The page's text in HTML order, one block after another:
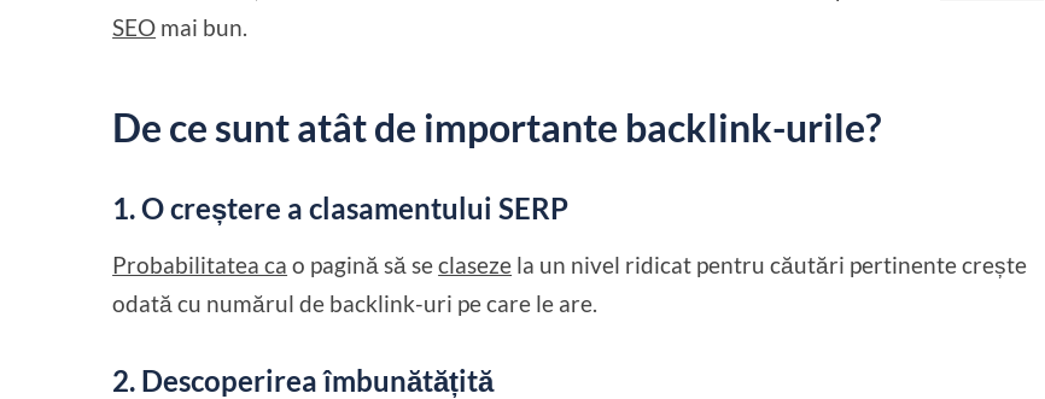
SEO mai bun.
De ce sunt atât de importante backlink-urile?
1. O creștere a clasamentului SERP
Probabilitatea ca o pagină să seclaseze la un nivel ridicat pentru căutări pertinente crește
odată cu numărul de backlink-uri pe care le are.
2. Descoperirea îmbunătățită